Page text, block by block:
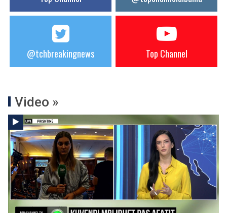
@tchbreakingnews Top Channel
Video »